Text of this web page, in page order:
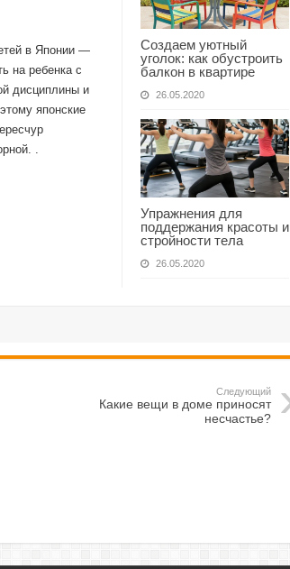
Создаем уютный
уголок: как обустроить
балкон в квартире
26.05.2020
Упражнения для
поддержания красоты и
стройности тела
26.05.2020
в Японии —
на ребенка с
дисциплины и
японские
.
Следующий
Какие вещи в доме приносят
несчастье?